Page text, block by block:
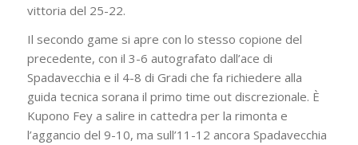
vittoria del 25-22.
Il secondo game si apre con lo stesso copione del
precedente, con il 3-6 autografato dall’ace di
Spadavecchia e il 4-8 di Gradi che fa richiedere alla
guida tecnica sorana il primo time out discrezionale. È
Kupono Fey a salire in cattedra per la rimonta e
l’aggancio del 9-10, ma sull’11-12 ancora Spadavecchia